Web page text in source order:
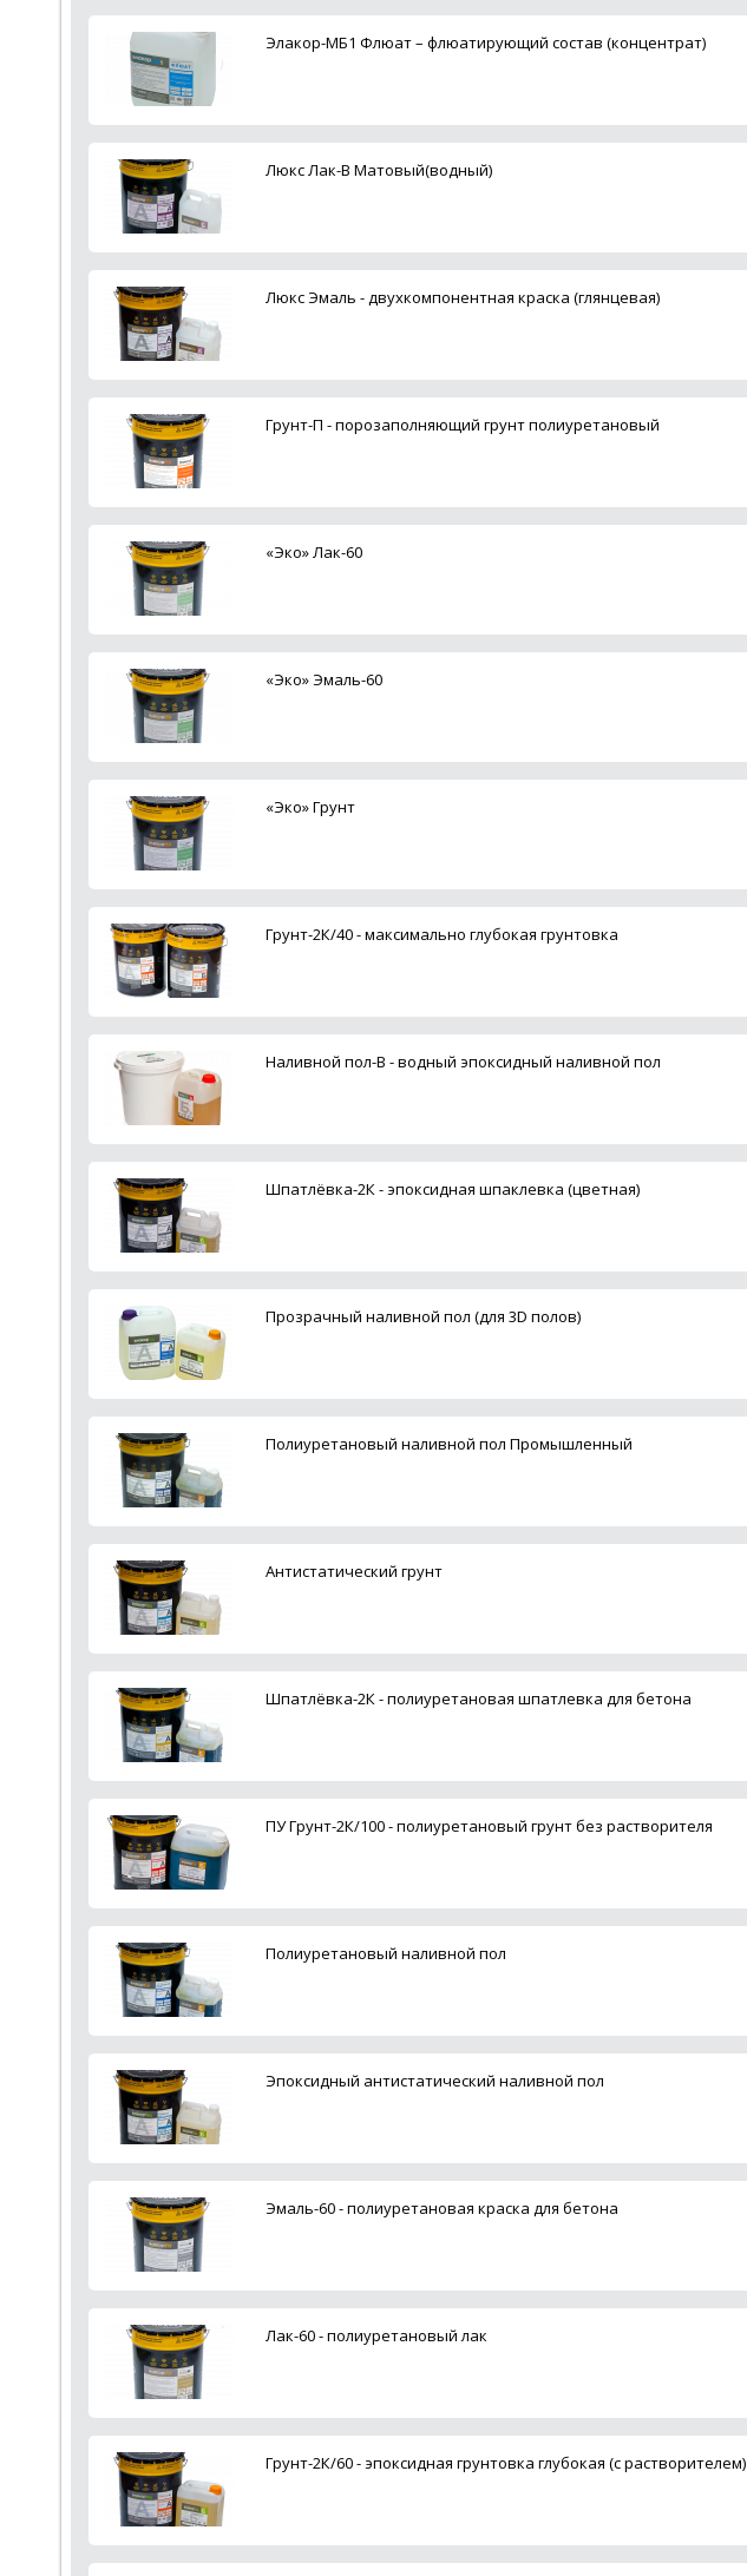
Элакор-МБ1 Флюат – флюатирующий состав (концентрат)
Люкс Лак-В Матовый(водный)
Люкс Эмаль - двухкомпонентная краска (глянцевая)
Грунт-П - порозаполняющий грунт полиуретановый
«Эко» Лак-60
«Эко» Эмаль-60
«Эко» Грунт
Грунт-2К/40 - максимально глубокая грунтовка
Наливной пол-В - водный эпоксидный наливной пол
Шпатлёвка-2К - эпоксидная шпаклевка (цветная)
Прозрачный наливной пол (для 3D полов)
Полиуретановый наливной пол Промышленный
Антистатический грунт
Шпатлёвка-2К - полиуретановая шпатлевка для бетона
ПУ Грунт-2К/100 - полиуретановый грунт без растворителя
Полиуретановый наливной пол
Эпоксидный антистатический наливной пол
Эмаль-60 - полиуретановая краска для бетона
Лак-60 - полиуретановый лак
Грунт-2К/60 - эпоксидная грунтовка глубокая (с растворителем)